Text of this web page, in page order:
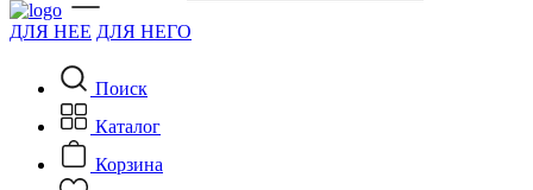
ДЛЯ НЕЕ ДЛЯ НЕГО
Поиск
Каталог
Корзина